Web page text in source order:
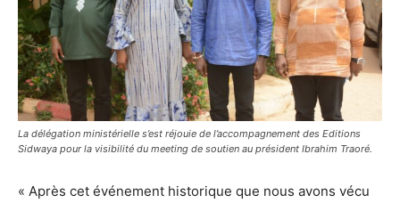
La délégation ministérielle s’est réjouie de l’accompagnement des Editions
Sidwaya pour la visibilité du meeting de soutien au président Ibrahim Traoré.
« Après cet événement historique que nous avons vécu